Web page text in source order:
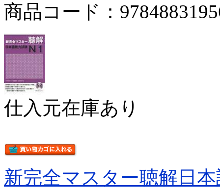
商品コード：
仕入元在庫あり
新完全マスター聴解日